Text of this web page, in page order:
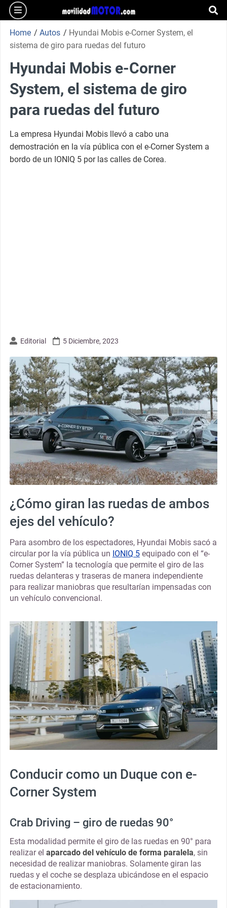
Skip
to
content
burger
Home / Autos / Hyundai Mobis e-Corner System, el
sistema de giro para ruedas del futuro
Hyundai Mobis e-Corner
System, el sistema de giro
para ruedas del futuro
La empresa Hyundai Mobis llevó a cabo una
demostración en la vía pública con el e-Corner System a
bordo de un IONIQ 5 por las calles de Corea.
Editorial 5 Diciembre, 2023
¿Cómo giran las ruedas de ambos
ejes del vehículo?
Para asombro de los espectadores, Hyundai Mobis sacó a
circular por la vía pública un IONIQ 5equipado con el “e-
Corner System” la tecnología que permite el giro de las
ruedas delanteras y traseras de manera independiente
para realizar maniobras que resultarían impensadas con
un vehículo convencional.
Conducir como un Duque con e-
Corner System
Crab Driving – giro de ruedas 90°
Esta modalidad permite el giro de las ruedas en 90° para
realizar el aparcado del vehículo de forma paralela, sin
necesidad de realizar maniobras. Solamente giran las
ruedas y el coche se desplaza ubicándose en el espacio
de estacionamiento.